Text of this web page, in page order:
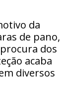
da
de pano,
dos
acaba
diversos